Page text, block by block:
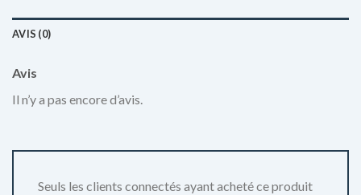
AVIS (0)
Avis
Il n’y a pas encore d’avis.
Seuls les clients connectés ayant acheté ce produit